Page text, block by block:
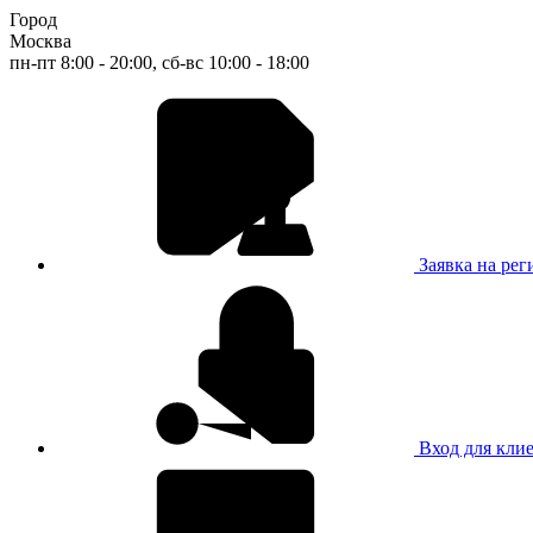
Город
Москва
пн-пт 8:00 - 20:00, сб-вс 10:00 - 18:00
Заявка на
Вход для